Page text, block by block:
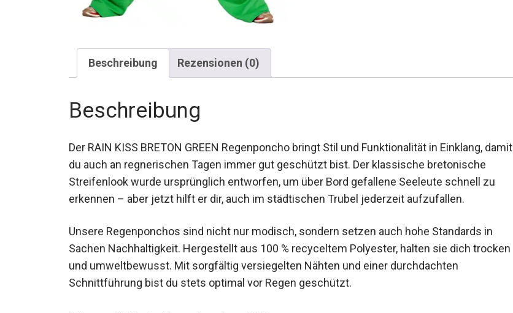
Beschreibung Rezensionen (0)
Beschreibung
Der RAIN KISS BRETON GREEN Regenponcho bringt Stil und Funktionalität in Einklang, damit
du auch an regnerischen Tagen immer gut geschützt bist. Der klassische bretonische
Streifenlook wurde ursprünglich entworfen, um über Bord gefallene Seeleute schnell zu
erkennen – aber jetzt hilft er dir, auch im städtischen Trubel jederzeit aufzufallen.
Unsere Regenponchos sind nicht nur modisch, sondern setzen auch hohe Standards in
Sachen Nachhaltigkeit. Hergestellt aus 100 % recyceltem Polyester, halten sie dich trocken
und umweltbewusst. Mit sorgfältig versiegelten Nähten und einer durchdachten
Schnittführung bist du stets optimal vor Regen geschützt.